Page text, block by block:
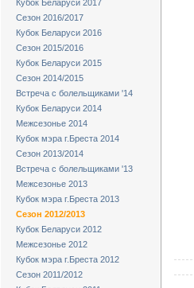
Кубок Беларуси 2017
Сезон 2016/2017
Кубок Беларуси 2016
Сезон 2015/2016
Кубок Беларуси 2015
Сезон 2014/2015
Встреча с болельщиками '14
Кубок Беларуси 2014
Межсезонье 2014
Кубок мэра г.Бреста 2014
Сезон 2013/2014
Встреча с болельщиками '13
Межсезонье 2013
Кубок мэра г.Бреста 2013
Сезон 2012/2013
Кубок Беларуси 2012
Межсезонье 2012
Кубок мэра г.Бреста 2012
Сезон 2011/2012